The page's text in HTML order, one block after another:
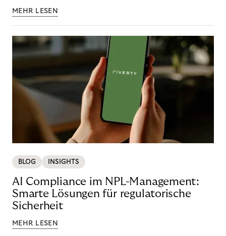
MEHR LESEN
BLOG INSIGHTS
AI Compliance im NPL-Management:
Smarte Lösungen für regulatorische
Sicherheit
MEHR LESEN